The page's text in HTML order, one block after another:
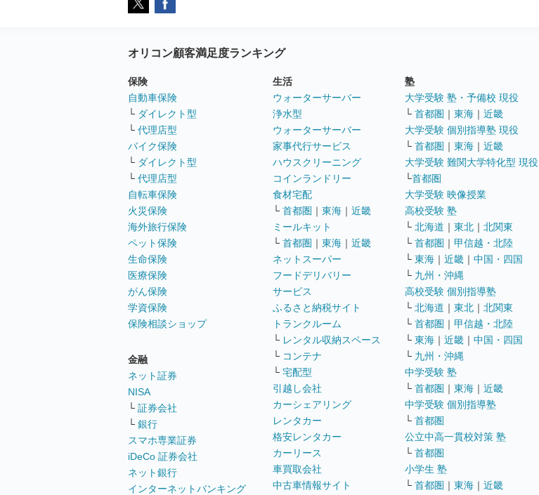
オリコン顧客満足度ランキング
保険
自動車保険
└ ダイレクト型
└ 代理店型
バイク保険
└ ダイレクト型
└ 代理店型
自転車保険
火災保険
海外旅行保険
ペット保険
生命保険
医療保険
がん保険
学資保険
保険相談ショップ
金融
ネット証券
NISA
└ 証券会社
└ 銀行
スマホ専業証券
iDeCo 証券会社
ネット銀行
インターネットバンキング
生活
ウォーターサーバー
浄水型
ウォーターサーバー
家事代行サービス
ハウスクリーニング
コインランドリー
食材宅配
└ 首都圏 ｜ 東海 ｜ 近畿
ミールキット
└ 首都圏 ｜ 東海 ｜ 近畿
ネットスーパー
フードデリバリー
サービス
ふるさと納税サイト
トランクルーム
└ レンタル収納スペース
└ コンテナ
└ 宅配型
引越し会社
カーシェアリング
レンタカー
格安レンタカー
カーリース
車買取会社
中古車情報サイト
塾
大学受験 塾・予備校 現役
└ 首都圏 ｜ 東海 ｜ 近畿
大学受験 個別指導塾 現役
└ 首都圏 ｜ 東海 ｜ 近畿
大学受験 難関大学特化型 現役
└首都圏
大学受験 映像授業
高校受験 塾
└ 北海道 ｜ 東北 ｜ 北関東
└ 首都圏 ｜ 甲信越・北陸
└ 東海 ｜ 近畿 ｜ 中国・四国
└ 九州・沖縄
高校受験 個別指導塾
└ 北海道 ｜ 東北 ｜ 北関東
└ 首都圏 ｜ 甲信越・北陸
└ 東海 ｜ 近畿 ｜ 中国・四国
└ 九州・沖縄
中学受験 塾
└ 首都圏 ｜ 東海 ｜ 近畿
中学受験 個別指導塾
└ 首都圏
公立中高一貫校対策 塾
└ 首都圏
小学生 塾
└ 首都圏 ｜ 東海 ｜ 近畿